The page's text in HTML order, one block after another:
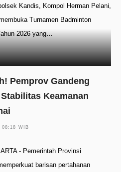
Kandis, Kompol Herman Pelani,
Turnamen Badminton
2026 yang…
Pemprov Gandeng
Keamanan
08:18 WIB
- Pemerintah Provinsi
barisan pertahanan